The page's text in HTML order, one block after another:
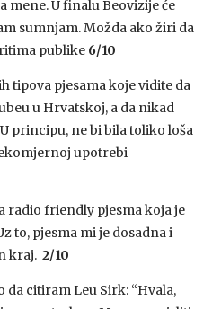
mene. U finalu Beovizije će
sumnjam. Možda ako žiri da
publike 6/10
tipova pjesama koje vidite da
u Hrvatskoj, a da nikad
principu, ne bi bila toliko loša
upotrebi
radio friendly pjesma koja je
to, pjesma mi je dosadna i
kraj. 2/10
da citiram Leu Sirk: “Hvala,